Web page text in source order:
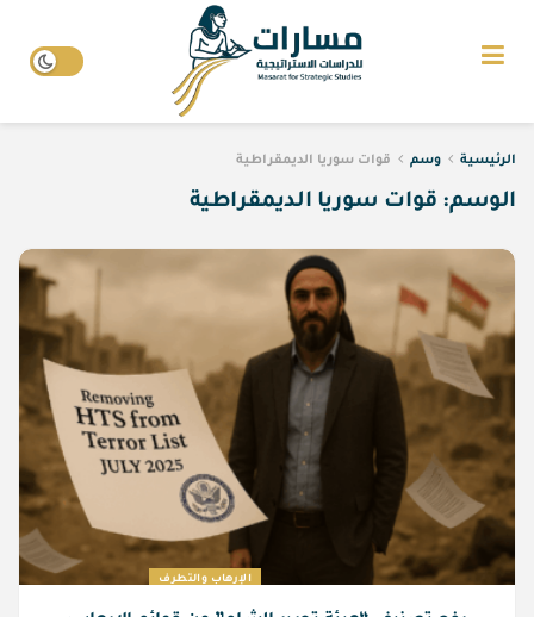
الرئيسية وسم قوات سوريا الديمقراطية
الوسم: قوات سوريا الديمقراطية
الإرهاب والتطرف